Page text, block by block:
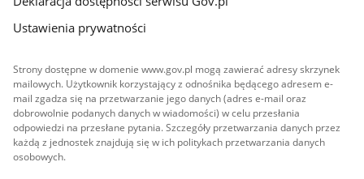
Ustawienia prywatności
Strony dostępne w domenie www.gov.pl mogą zawierać adresy skrzynek
mailowych. Użytkownik korzystający z odnośnika będącego adresem e-
mail zgadza się na przetwarzanie jego danych (adres e-mail oraz
dobrowolnie podanych danych w wiadomości) w celu przesłania
odpowiedzi na przesłane pytania. Szczegóły przetwarzania danych przez
każdą z jednostek znajdują się w ich politykach przetwarzania danych
osobowych.